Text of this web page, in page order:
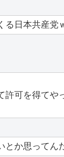
る日本共産党
可を得てや
とか思ってん